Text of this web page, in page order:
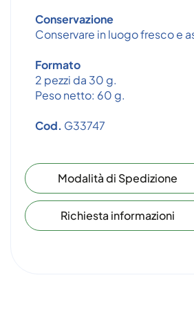
Conservazione
Conservare in luogo fresco e
Formato
2 pezzi da 30 g.
Peso netto: 60 g.
Cod. G33747
Modalità di Spedizione
Richiesta informazioni